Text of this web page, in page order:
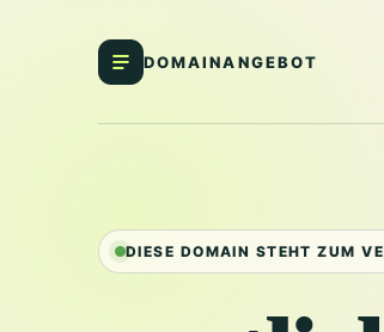
DOMAINANGEBOT
DIESE DOMAIN STEHT ZUM